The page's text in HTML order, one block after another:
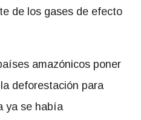
de los gases de efecto
amazónicos poner
deforestación para
ya se había